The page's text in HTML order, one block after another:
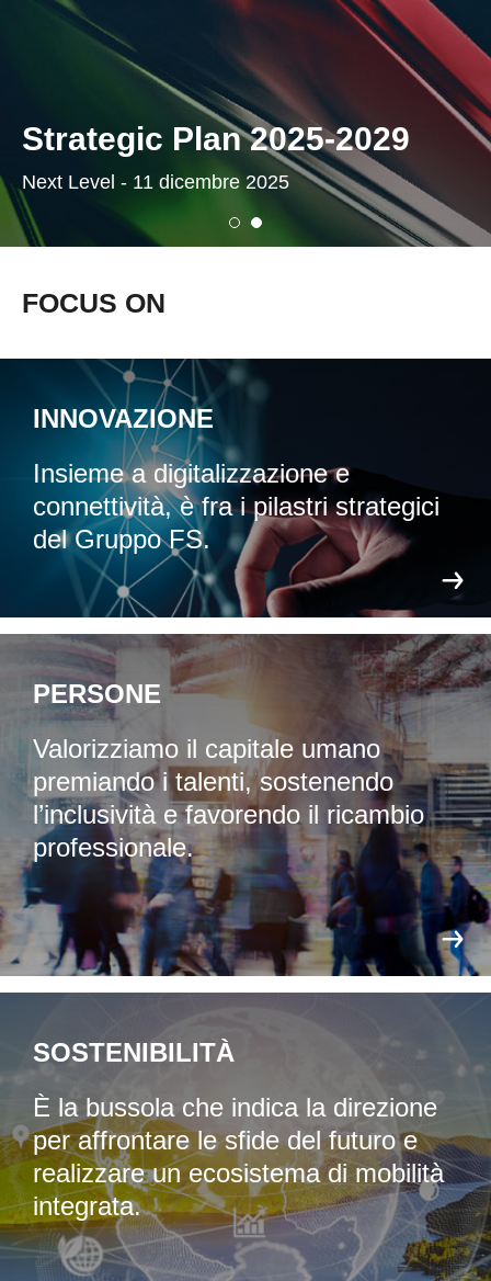
Strategic Plan 2025-2029
Next Level - 11 dicembre 2025
FOCUS ON
INNOVAZIONE
Insieme a digitalizzazione e
connettività, è fra i pilastri strategici
del Gruppo FS.
PERSONE
Valorizziamo il capitale umano
premiando i talenti, sostenendo
l’inclusività e favorendo il ricambio
professionale.
SOSTENIBILITÀ
È la bussola che indica la direzione
per affrontare le sfide del futuro e
realizzare un ecosistema di mobilità
integrata.